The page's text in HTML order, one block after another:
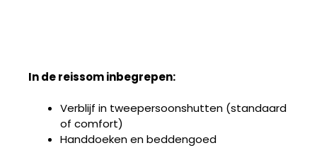
In de reissom inbegrepen:
Verblijf in tweepersoonshutten (standaard
of comfort)
Handdoeken en beddengoed